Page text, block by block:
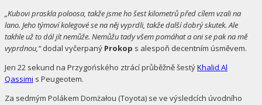
„Kubovi praskla poloosa, takže jsme ho šest kilometrů před cílem vzali na
lano. Jeho týmoví kolegové se na něj vyprdli, takže další dobrý skutek. Ale
takhle už to dál jít nemůže. Nemůžu tady všem pomáhat a oni se pak na mě
vyprdnou,“dodal vyčerpaný Prokop s alespoň decentním úsměvem.
Jen 22 sekund na Przygońského ztrácí průběžně šestýKhalid Al
Qassimi s Peugeotem.
Za sedmým Polákem Domżałou (Toyota) se ve výsledcích úvodního